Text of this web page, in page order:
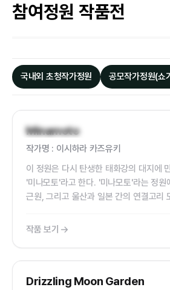
참여정원 작품전
국내외 초청작가정원 공모작가정원(쇼
국내외 초청작가정원
Minamoto
작가명 : 이시하라 카즈유키
이 정원은 다시 탄생한 태화강의 대지에
'미나모토'라고 한다. '미나모토'라는 정원
근원, 그리고 울산과 일본 간의 연결고리
작품 보기
국내외 초청작가정원
Drizzling Moon Garden